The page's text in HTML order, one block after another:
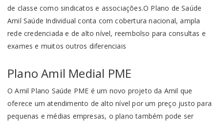
de classe como sindicatos e associações.O Plano de Saúde
Amil Saúde Individual conta com cobertura nacional, ampla
rede credenciada e de alto nível, reembolso para consultas e
exames e muitos outros diferenciais
Plano Amil Medial PME
O Amil Plano Saúde PME é um novo projeto da Amil que
oferece um atendimento de alto nível por um preço justo para
pequenas e médias empresas, o plano também pode ser